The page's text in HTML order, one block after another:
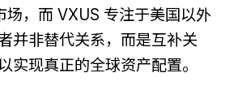
场，而 VXUS 专注于美国以外
并非替代关系，而是互补关
实现真正的全球资产配置。